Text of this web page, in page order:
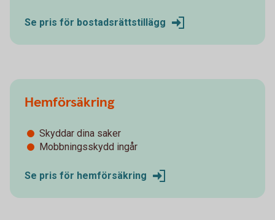
Se pris för bostadsrättstillägg
Hemförsäkring
Skyddar dina saker
Mobbningsskydd ingår
Se pris för hemförsäkring